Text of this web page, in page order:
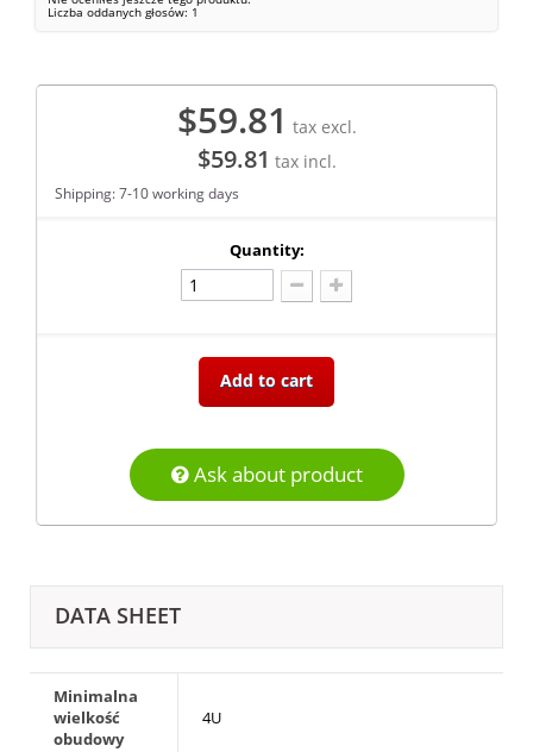
Liczba oddanych głosów: 1
$59.81 tax excl.
$59.81 tax incl.
Shipping: 7-10 working days
Quantity:
Add to cart
Ask about product
DATA SHEET
Minimalna
wielkość
obudowy
4U